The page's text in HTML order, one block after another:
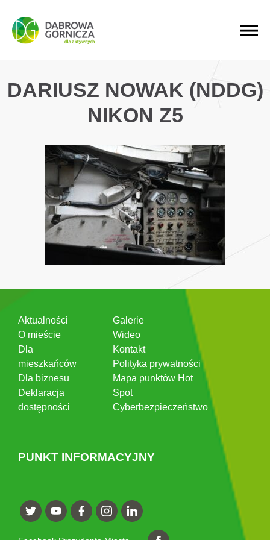
PRZEJDŹ DO MENU GŁÓWNEGO
PRZEJDŹ DO WYSZUKIWARKI
PRZEJDŹ DO TREŚCI
DARIUSZ NOWAK (NDDG)
NIKON Z5
Aktualności
O mieście
Dla
mieszkańców
Dla biznesu
Deklaracja
dostępności
Galerie
Wideo
Kontakt
Polityka prywatności
Mapa punktów Hot
Spot
Cyberbezpieczeństwo
PUNKT INFORMACYJNY